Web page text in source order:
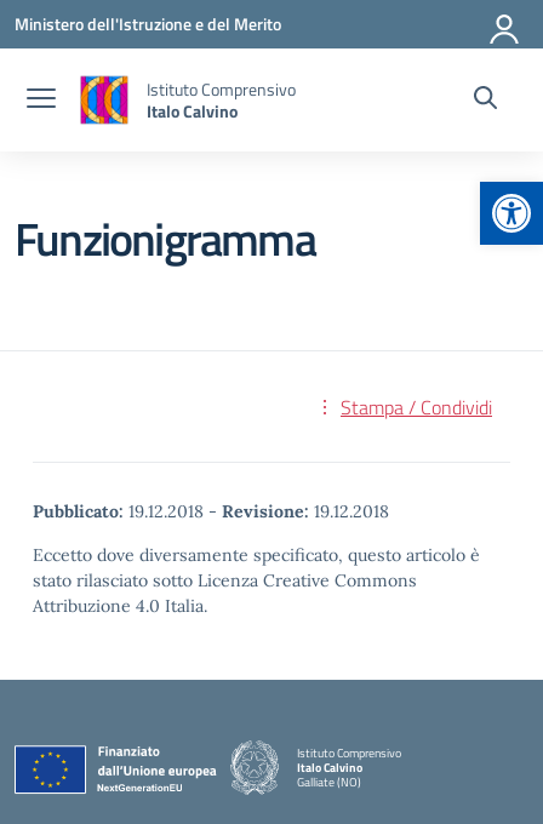
Vai ai contenuti
Vai al menu di navigazione
Vai al footer
Ministero dell'Istruzione e del Merito
Istituto Comprensivo
Italo Calvino
Funzionigramma
Stampa / Condividi
Pubblicato: 19.12.2018 - Revisione: 19.12.2018
Eccetto dove diversamente specificato, questo articolo è
stato rilasciato sotto Licenza Creative Commons
Attribuzione 4.0 Italia.
Istituto Comprensivo
Italo Calvino
Galliate (NO)